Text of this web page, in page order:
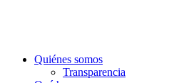
Quiénes somos
Transparencia